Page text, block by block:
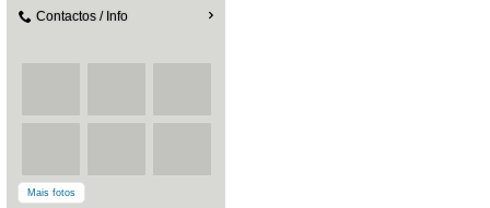
Contactos / Info
Mais fotos